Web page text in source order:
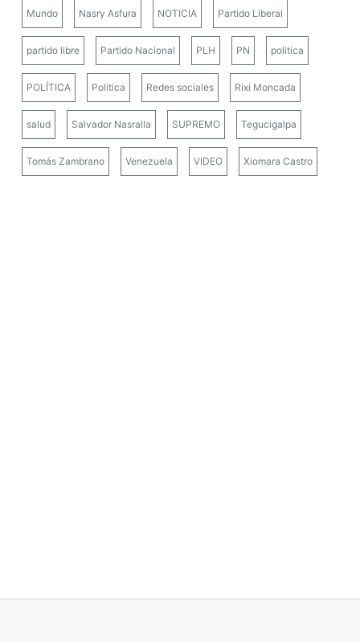
Mundo Nasry Asfura NOTICIA Partido Liberal
partido libre Partido Nacional PLH PN politica
POLÍTICA Política Redes sociales Rixi Moncada
salud Salvador Nasralla SUPREMO Tegucigalpa
Tomás Zambrano Venezuela VIDEO Xiomara Castro